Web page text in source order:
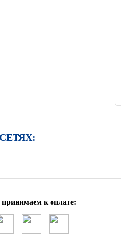
к оплате: